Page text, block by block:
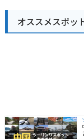
だ
オススメスポッ